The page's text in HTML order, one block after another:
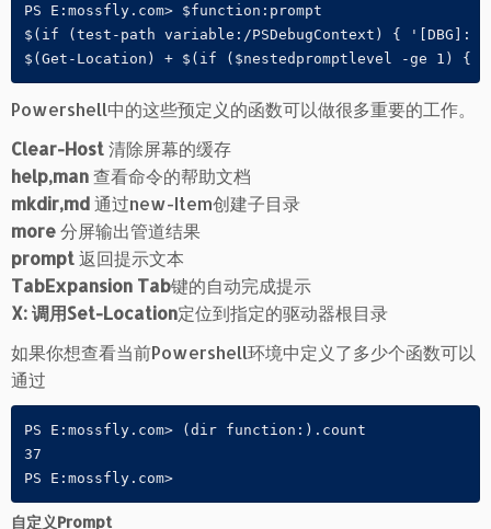
PS E:mossfly.com> $function:prompt
$(if (test-path variable:/PSDebugContext) {
$(Get-Location) + $(if ($nestedpromptlevel -ge 1)
Powershell中的这些预定义的函数可以做很多重要的工作。
Clear-Host清除屏幕的缓存
help,man查看命令的帮助文档
mkdir,md通过new-Item创建子目录
more分屏输出管道结果
prompt返回提示文本
TabExpansion Tab键的自动完成提示
X: 调用Set-Location定位到指定的驱动器根目录
如果你想查看当前Powershell环境中定义了多少个函数可以
通过
PS E:mossfly.com> (dir function:).count
37
PS E:mossfly.com>
自定义Prompt